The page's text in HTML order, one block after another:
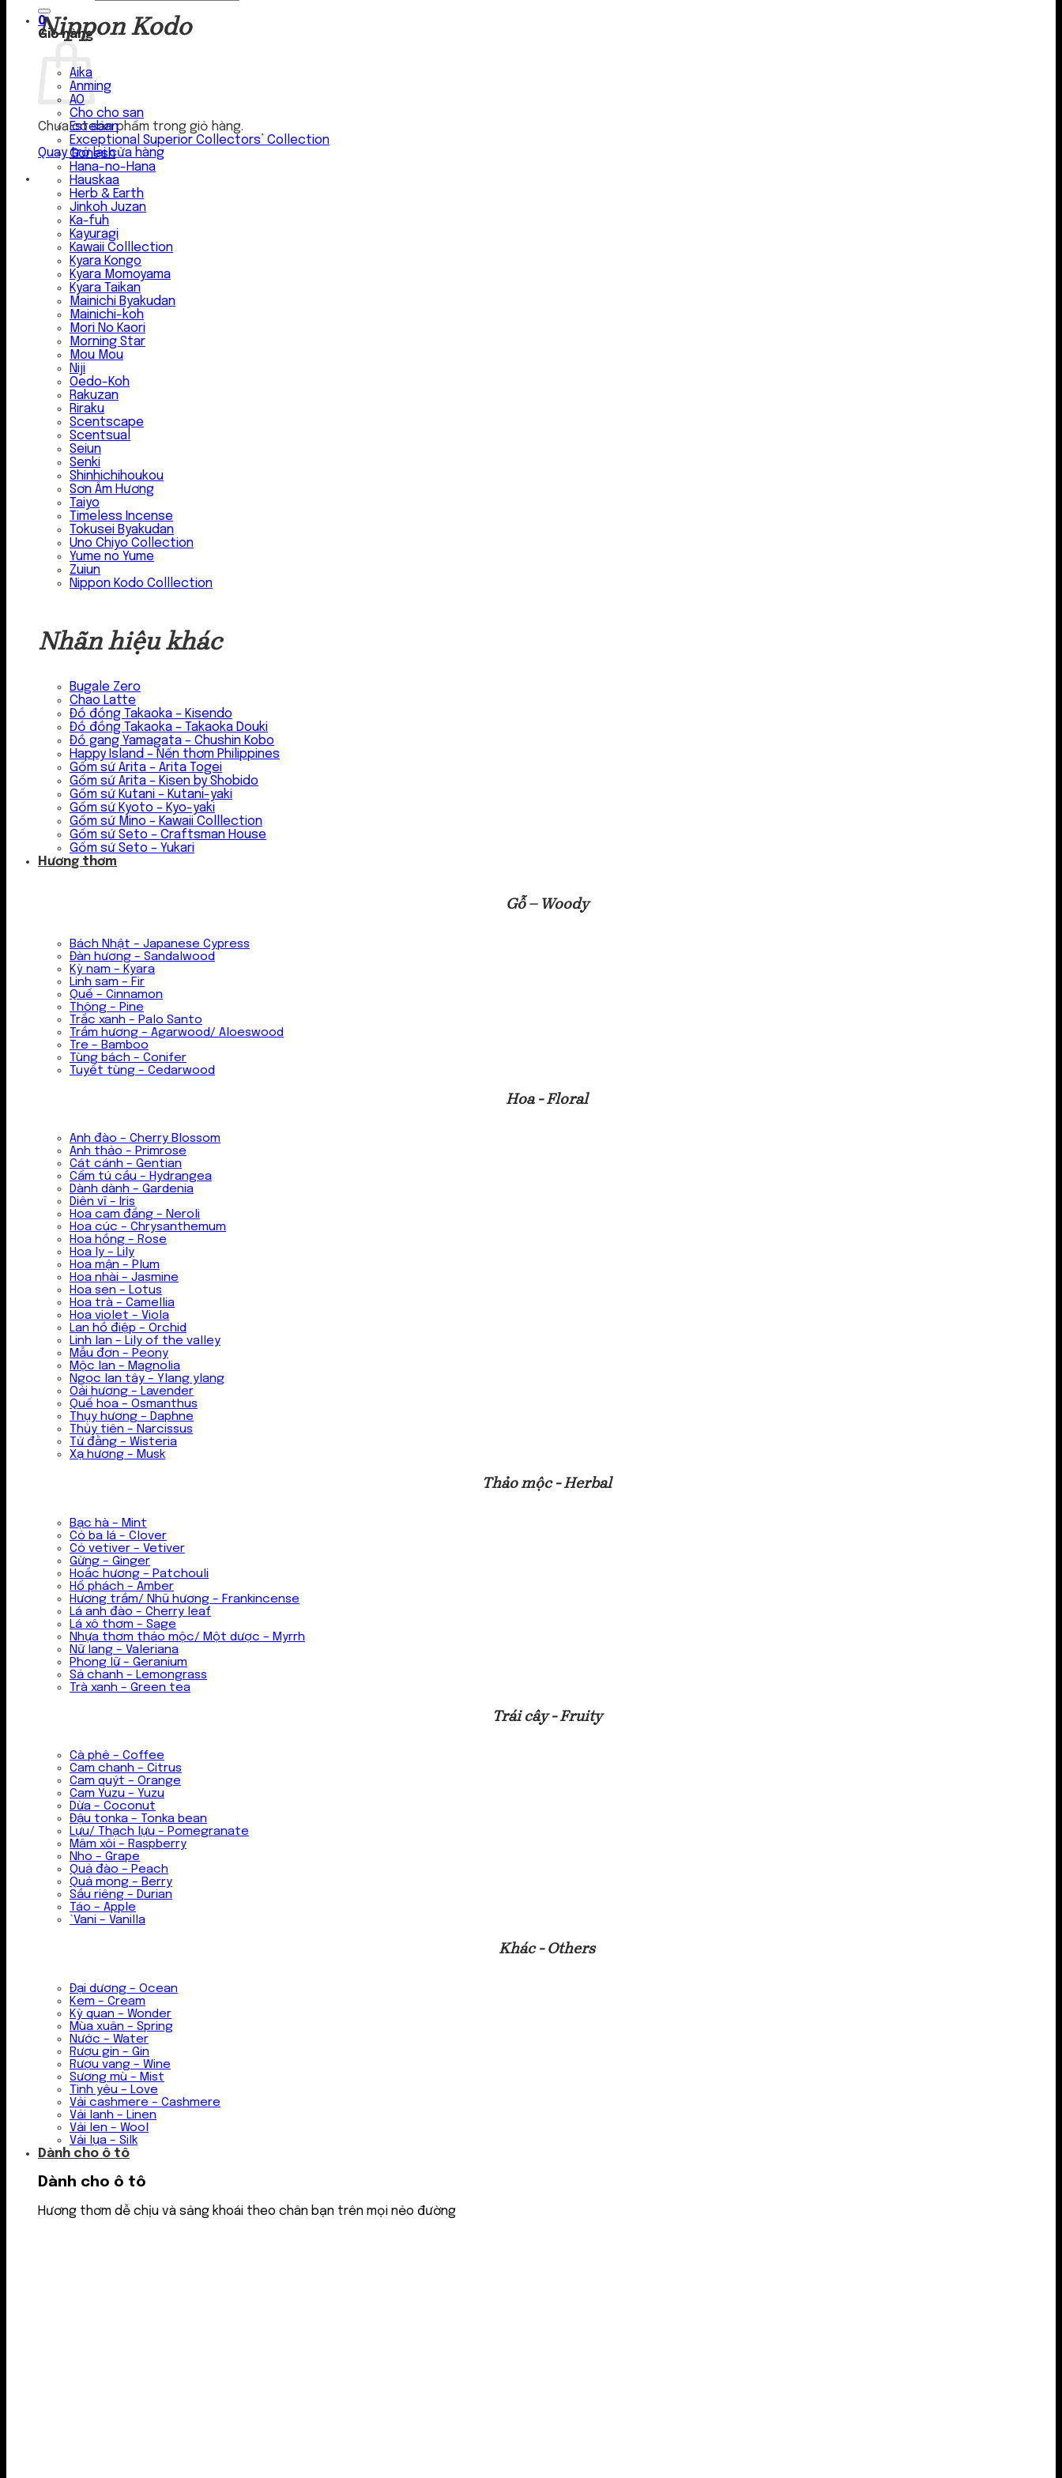
0
Giỏ hàng
Chưa có sản phẩm trong giỏ hàng.
Quay trở lại cửa hàng
Nippon Kodo
Aika
Anming
AO
Cho cho san
Esteban
Exceptional Superior Collectors’ Collection
Gonesh
Hana-no-Hana
Hauskaa
Herb & Earth
Jinkoh Juzan
Ka-fuh
Kayuragi
Kawaii Colllection
Kyara Kongo
Kyara Momoyama
Kyara Taikan
Mainichi Byakudan
Mainichi-koh
Mori No Kaori
Morning Star
Mou Mou
Niji
Oedo-Koh
Rakuzan
Riraku
Scentscape
Scentsual
Seiun
Senki
Shinhichihoukou
Sơn Âm Hương
Taiyo
Timeless Incense
Tokusei Byakudan
Uno Chiyo Collection
Yume no Yume
Zuiun
Nippon Kodo Colllection
Nhãn hiệu khác
Bugale Zero
Chao Latte
Đồ đồng Takaoka – Kisendo
Đồ đồng Takaoka – Takaoka Douki
Đồ gang Yamagata – Chushin Kobo
Happy Island – Nến thơm Philippines
Gốm sứ Arita – Arita Togei
Gốm sứ Arita – Kisen by Shobido
Gốm sứ Kutani – Kutani-yaki
Gốm sứ Kyoto – Kyo-yaki
Gốm sứ Mino – Kawaii Colllection
Gốm sứ Seto – Craftsman House
Gốm sứ Seto – Yukari
Hương thơm
Gỗ – Woody
Bách Nhật – Japanese Cypress
Đàn hương – Sandalwood
Kỳ nam – Kyara
Linh sam – Fir
Quế – Cinnamon
Thông – Pine
Trắc xanh – Palo Santo
Trầm hương – Agarwood/ Aloeswood
Tre – Bamboo
Tùng bách – Conifer
Tuyết tùng – Cedarwood
Hoa - Floral
Anh đào – Cherry Blossom
Anh thảo – Primrose
Cát cánh – Gentian
Cẩm tú cầu – Hydrangea
Dành dành – Gardenia
Diên vĩ – Iris
Hoa cam đắng – Neroli
Hoa cúc – Chrysanthemum
Hoa hồng – Rose
Hoa ly – Lily
Hoa mận – Plum
Hoa nhài – Jasmine
Hoa sen – Lotus
Hoa trà – Camellia
Hoa violet – Viola
Lan hồ điệp – Orchid
Linh lan – Lily of the valley
Mẫu đơn – Peony
Mộc lan – Magnolia
Ngọc lan tây – Ylang ylang
Oải hương – Lavender
Quế hoa – Osmanthus
Thụy hương – Daphne
Thủy tiên – Narcissus
Tử đằng – Wisteria
Xạ hương – Musk
Thảo mộc - Herbal
Bạc hà – Mint
Cỏ ba lá – Clover
Cỏ vetiver – Vetiver
Gừng – Ginger
Hoắc hương – Patchouli
Hổ phách – Amber
Hương trầm/ Nhũ hương – Frankincense
Lá anh đào – Cherry leaf
Lá xô thơm – Sage
Nhựa thơm thảo mộc/ Một dược – Myrrh
Nữ lang – Valeriana
Phong lữ – Geranium
Sả chanh – Lemongrass
Trà xanh – Green tea
Trái cây - Fruity
Cà phê – Coffee
Cam chanh – Citrus
Cam quýt – Orange
Cam Yuzu – Yuzu
Dừa – Coconut
Đậu tonka – Tonka bean
Lựu/ Thạch lựu – Pomegranate
Mâm xôi – Raspberry
Nho – Grape
Quả đào – Peach
Quả mọng – Berry
Sầu riêng – Durian
Táo – Apple
`Vani – Vanilla
Khác - Others
Đại dương – Ocean
Kem – Cream
Kỳ quan – Wonder
Mùa xuân – Spring
Nước – Water
Rượu gin – Gin
Rượu vang – Wine
Sương mù – Mist
Tình yêu – Love
Vải cashmere – Cashmere
Vải lanh – Linen
Vải len – Wool
Vải lụa – Silk
Dành cho ô tô
Dành cho ô tô
Hương thơm dễ chịu và sảng khoái theo chân bạn trên mọi nẻo đường